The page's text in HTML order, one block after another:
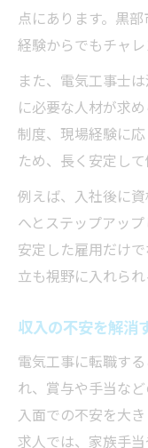
点にあります。黒
経験からでもチャレ
また、電気工事士
に必要な人材が求
制度、現場経験に
ため、長く安定し
例えば、入社後に
へとステップアッ
安定した雇用だけ
立も視野に入れられ
収入の不安を解消
電気工事に転職す
れ、賞与や手当な
入面での不安を大
求人では、家族手